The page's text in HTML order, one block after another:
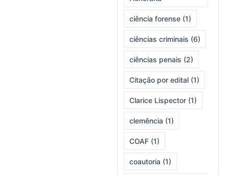
ciência forense (1)
ciências criminais (6)
ciências penais (2)
Citação por edital (1)
Clarice Lispector (1)
clemência (1)
COAF (1)
coautoria (1)